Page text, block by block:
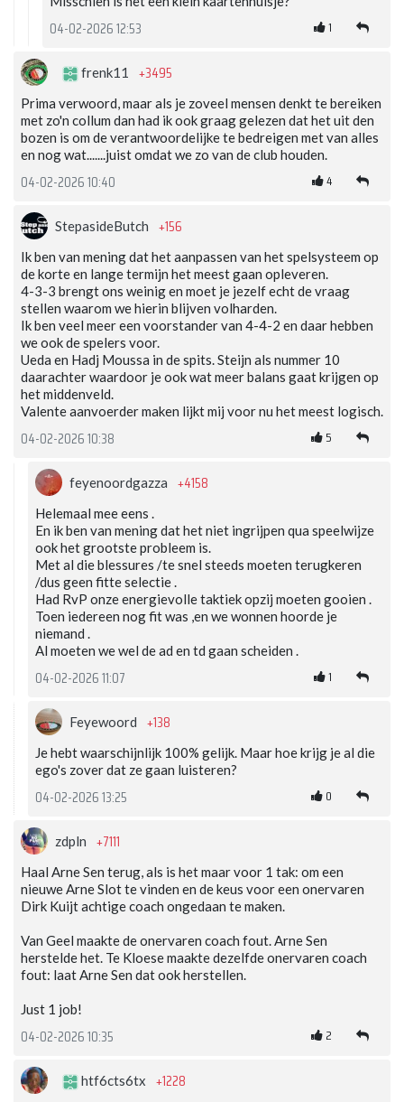
04-02-2026 12:53 1
frenk11 +3495
Prima verwoord, maar als je zoveel mensen denkt te bereiken
met zo'n collum dan had ik ook graag gelezen dat het uit den
bozen is om de verantwoordelijke te bedreigen met van alles
en nog wat.......juist omdat we zo van de club houden.
04-02-2026 10:40 4
StepasideButch +156
Ik ben van mening dat het aanpassen van het spelsysteem op
de korte en lange termijn het meest gaan opleveren.
4-3-3 brengt ons weinig en moet je jezelf echt de vraag
stellen waarom we hierin blijven volharden.
Ik ben veel meer een voorstander van 4-4-2 en daar hebben
we ook de spelers voor.
Ueda en Hadj Moussa in de spits. Steijn als nummer 10
daarachter waardoor je ook wat meer balans gaat krijgen op
het middenveld.
Valente aanvoerder maken lijkt mij voor nu het meest logisch.
04-02-2026 10:38 5
feyenoordgazza +4158
Helemaal mee eens .
En ik ben van mening dat het niet ingrijpen qua speelwijze
ook het grootste probleem is.
Met al die blessures /te snel steeds moeten terugkeren
/dus geen fitte selectie .
Had RvP onze energievolle taktiek opzij moeten gooien .
Toen iedereen nog fit was ,en we wonnen hoorde je
niemand .
Al moeten we wel de ad en td gaan scheiden .
04-02-2026 11:07 1
Feyewoord +138
Je hebt waarschijnlijk 100% gelijk. Maar hoe krijg je al die
ego's zover dat ze gaan luisteren?
04-02-2026 13:25 0
zdpln +7111
Haal Arne Sen terug, als is het maar voor 1 tak: om een
nieuwe Arne Slot te vinden en de keus voor een onervaren
Dirk Kuijt achtige coach ongedaan te maken.
Van Geel maakte de onervaren coach fout. Arne Sen
herstelde het. Te Kloese maakte dezelfde onervaren coach
fout: laat Arne Sen dat ook herstellen.
Just 1 job!
04-02-2026 10:35 2
htf6cts6tx +1228